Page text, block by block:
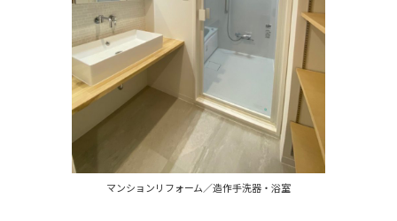
マンションリフォーム／造作手洗器・浴室